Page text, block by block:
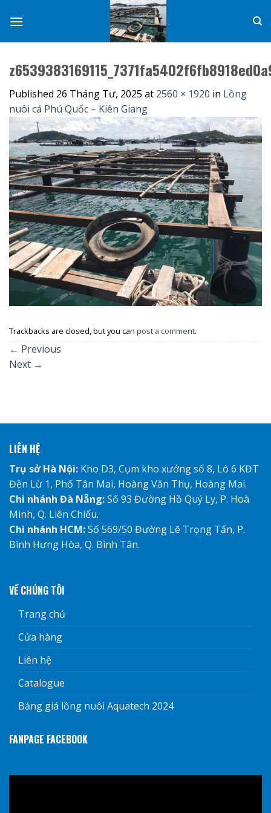
Published 26 Tháng Tư, 2025 at 2560 × 1920 in Lồng
nuôi cá Phú Quốc – Kiên Giang
Trackbacks are closed, but you can post a comment.
← Previous
Next →
LIÊN HỆ
Trụ sở Hà Nội: Kho D3, Cụm kho xưởng số 8, Lô 6 KĐT
Đền Lừ 1, Phố Tân Mai, Hoàng Văn Thụ, Hoàng Mai.
Chi nhánh Đà Nẵng:Số 93 Đường Hồ Quý Ly, P. Hoà
Minh, Q. Liên Chiểu.
Chi nhánh HCM:Số 569/50 Đường Lê Trọng Tấn, P.
Bình Hưng Hòa, Q. Bình Tân.
VỀ CHÚNG TÔI
Trang chủ
Cửa hàng
Liên hệ
Catalogue
Bảng giá lồng nuôi Aquatech 2024
FANPAGE FACEBOOK